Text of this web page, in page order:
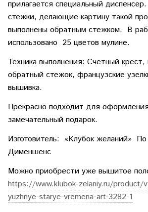
прилагается специальный
стежки, делающие картину такой
выполнены обратным стежком. В
использовано 25 цветов мулине.
Техника выполнения: Счетный крест,
обратный стежок, французские
вышивка.
Прекрасно подходит для
замечательный подарок.
Изготовитель: «Клубок желаний»
Дименшенс
Можно приобрести уже вышитое
https://www.klubok-zelaniy.ru/product/
yuzhnye-starye-vremena-art-3282-1